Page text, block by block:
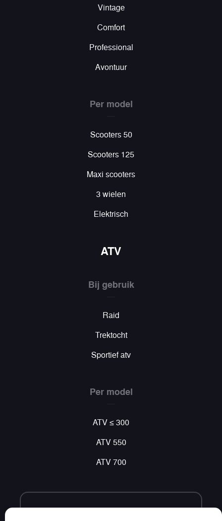
Vintage
Comfort
Professional
Avontuur
Per model
Scooters 50
Scooters 125
Maxi scooters
3 wielen
Elektrisch
ATV
Bij gebruik
Raid
Trektocht
Sportief atv
Per model
ATV ≤ 300
ATV 550
ATV 700
Volg ons